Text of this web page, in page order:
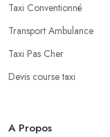
Taxi Conventionné
Transport Ambulance
Taxi Pas Cher
Devis course taxi
A Propos